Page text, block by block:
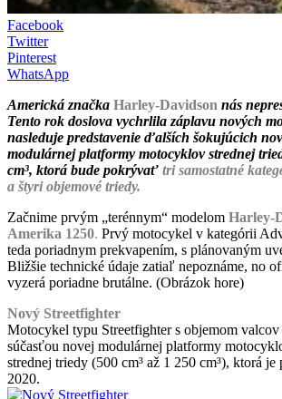
Facebook
Twitter
Pinterest
WhatsApp
Americká značka Harley-Davidson nás
Tento rok doslova vychrlila záplavu nových
nasleduje predstavenie ďalších šokujúcich
modulárnej platformy motocyklov strednej
cm³, ktorá bude pokrývať tri samostatné
a štyri objemové triedy.
Začnime prvým „terénnym“ modelom Harley-
Amerika 1250. Prvý motocykel v kategórii
teda poriadnym prekvapením, s plánovaným
Bližšie technické údaje zatiaľ nepoznáme, no
vyzerá poriadne brutálne. (Obrázok hore)
Nový Streetfighter
Motocykel typu Streetfighter s objemom valcov
súčasťou novej modulárnej platformy
strednej triedy (500 cm³ až 1 250 cm³), ktorá je
2020.